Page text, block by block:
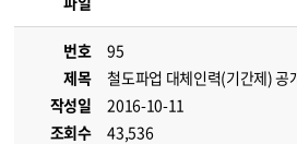
번호
95
제목
철도파업 대체인력(기간제) 공
작성일
2016-10-11
조회수
43,536